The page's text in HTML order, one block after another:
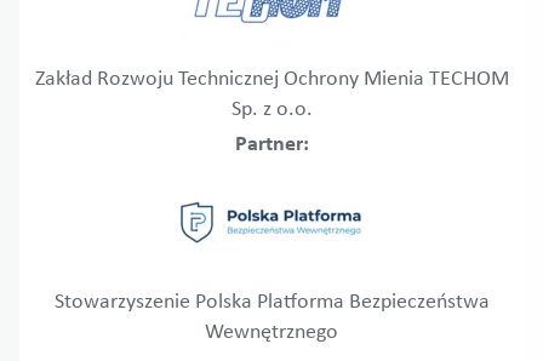
Zakład Rozwoju Technicznej Ochrony Mienia TECHOM
Sp. z o.o.
Partner:
Stowarzyszenie Polska Platforma Bezpieczeństwa
Wewnętrznego